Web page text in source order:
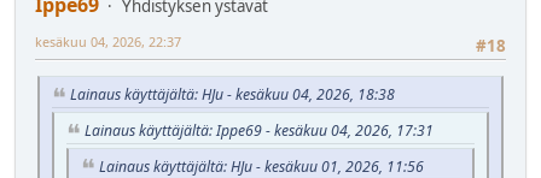
Yhdistyksen ystävät
#18
kesäkuu 04, 2026, 22:37
Lainaus käyttäjältä: HJu - kesäkuu 04, 2026, 18:38
Lainaus käyttäjältä: Ippe69 - kesäkuu 04, 2026, 17:31
Lainaus käyttäjältä: HJu - kesäkuu 01, 2026, 11:56